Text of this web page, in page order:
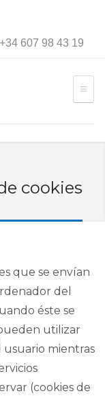
+34 607 98 43 19
cookies
que se envían
del
éste se
utilizar
usuario mientras
(cookies de